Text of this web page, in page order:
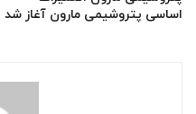
اساسی پتروشیمی مارون آغاز شد